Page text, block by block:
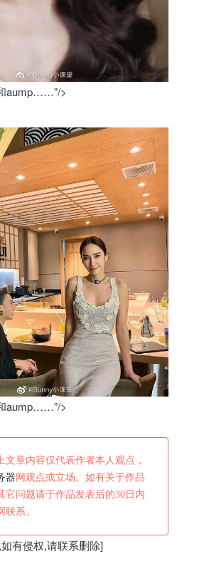
aump……”/>
aump……”/>
文章内容仅代表作者本人观点，
器 网观点或立场。如有关于作品
它问题请于作品发表后的30日内
联系。
有侵权,请联系删除]